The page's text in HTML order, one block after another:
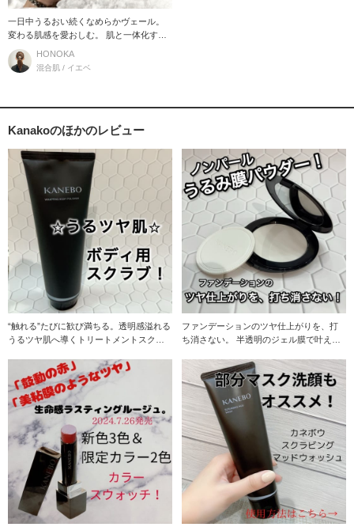
一日中うるおい続くなめらかヴェール。
変わる肌感を愛おしむ。 肌と一体化する
ようになじみ、
HONOKA
混合肌 / イエベ
Kanakoのほかのレビュー
“触れる”たびに歓び満ちる。透明感溢れる
うるツヤ肌へ導くトリートメントスクラ
ファンデーションのツヤ仕上がりを、打
ち消さない。 半透明のジェル膜で叶え